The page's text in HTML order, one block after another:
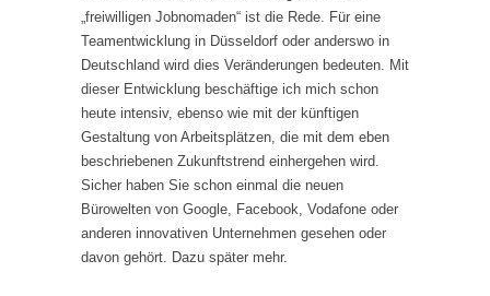
„freiwilligen Jobnomaden“ ist die Rede. Für eine
Teamentwicklung in Düsseldorf oder anderswo in
Deutschland wird dies Veränderungen bedeuten. Mit
dieser Entwicklung beschäftige ich mich schon
heute intensiv, ebenso wie mit der künftigen
Gestaltung von Arbeitsplätzen, die mit dem eben
beschriebenen Zukunftstrend einhergehen wird.
Sicher haben Sie schon einmal die neuen
Bürowelten von Google, Facebook, Vodafone oder
anderen innovativen Unternehmen gesehen oder
davon gehört. Dazu später mehr.